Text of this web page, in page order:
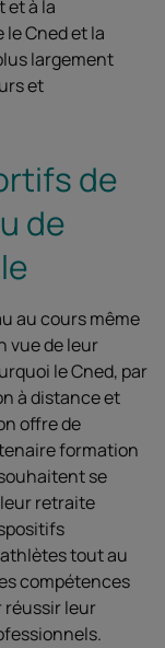
et à la
Cned et la
largement
et
de
de
au cours même
vue de leur
le Cned, par
à distance et
offre de
formation
se
retraite
tout au
compétences
réussir leur